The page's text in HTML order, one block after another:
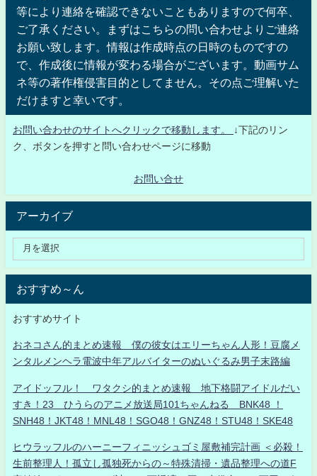
等により連絡を確認できないこともありますので何卒、
ご了承ください。まずはこちらの問い合わせよりご連絡
お願い致します。情報は作成時点の日時のものですの
で、作成後に情報が変わる場合がございます。動画サム
ネ等の著作権侵害目的としてません。その点ご理解いた
だけますと幸いです。
お問い合わせのサイトへクリックで移動します。
↓下記のリン
ク、ボタンを押すと問い合わせページに移動
お問い合せ
アーカイブ
おすすめ～ん
おすすめサイト
おネコさん的まとめ速報 僕の彼女はエリーちゃん人形！豆腐メ
ンタルメンヘラ電波中年アルバイターのぬいぐるみ男子末路編
アイドッフル！ ワタクシ的まとめ速報 地下格闘アイドルだい
すき！23 ひうらのアニメ放送局101ちゃんねる BNK48 ！
SNH48！JKT48！MNL48！SGO48！GNZ48！STU48！SKE48
ヒウラッフルのハーニーフィニッシュゴミ屋敷補完計画 ＜必殺！
生前整理人！孤立し孤独死からの～特殊清掃・遺品整理への道F